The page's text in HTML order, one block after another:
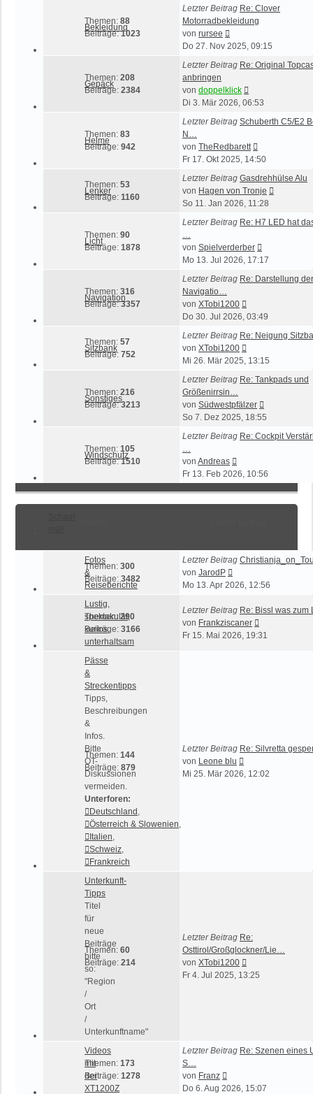
Bekleidung
Themen: 88
Beiträge:1023
Letzter Beitrag Re: Clover
Motorradbekleidung
von rursee
Beitrag
Do 27. Nov 2025, 09:15
Gepäck
Themen: 208
Beiträge: 2384
Letzter Beitrag Re: Original
anbringen
von doppelklick
Beitrag
Di 3. Mär 2026, 06:53
Helme
Themen: 83
Beiträge: 942
Letzter Beitrag Schuberth C5/E2
N…
von TheRedbarett
Beitrag
Fr 17. Okt 2025, 14:50
Lenker
Themen: 53
Beiträge: 1160
Letzter Beitrag Gasdrehhülse Alu
von Hagen von Tronje
So 11. Jan 2026, 11:28
Licht
Themen: 90
Beiträge: 1878
Letzter Beitrag Re: H7 LED hat
…
von Spielverderber
Beitrag
Mo 13. Jul 2026, 17:17
Navigation
Themen: 316
Beiträge:3357
Letzter Beitrag Re: Darstellung der
Navigatio…
von XTobi1200
Beitrag
Do 30. Jul 2026, 03:49
Sitzbank
Themen: 57
Beiträge: 752
Letzter Beitrag Re: Neigung
von XTobi1200
Beitrag
Mi 26. Mär 2025, 13:15
Sonstiges
Themen: 216
Beiträge:3213
Letzter Beitrag Re: Tankpads und
Größenirrsin…
von Südwestpfälzer
Beitrag
So 7. Dez 2025, 18:55
Windschutz
Themen: 105
Beiträge:1510
Letzter Beitrag Re: Cockpit
…
von Andreas
Beitrag
Fr 13. Feb 2026, 10:56
Fotos
&
Reiseberichte
Themen: 300
Beiträge: 3482
Letzter Beitrag
von JarodP
Beitrag
Mo 13. Apr 2026, 12:56
Lustig,
spektakulär,
kurios,
unterhaltsam
Themen: 290
Beiträge: 3166
Letzter Beitrag Re: Bissl was zum
von Frankziscaner
Beitrag
Fr 15. Mai 2026, 19:31
Pässe
&
Streckentipps
Tipps,
Beschreibungen
&
Infos.
Bitte
OT-
Diskussionen
vermeiden.
Unterforen:
Deutschland ,
Österreich & Slowenien,
Italien,
Schweiz,
Frankreich
Themen: 144
Beiträge: 879
Letzter Beitrag Re: Silvretta
von Leone blu
Beitrag
Mi 25. Mär 2026, 12:02
Unterkunft-
Tipps
Titel
für
neue
Beiträge
bitte
so:
"Region
/
Ort
/
Unterkunftname"
Themen: 60
Beiträge: 214
Letzter Beitrag Re:
Osttirol/Großglockner/Lie…
von XTobi1200
Beitrag
Fr 4. Jul 2025, 13:25
Videos
mit
der
XT1200Z
Themen: 173
Beiträge: 1278
Letzter Beitrag Re: Szenen eines
S…
von Franz
Beitrag
Do 6. Aug 2026, 15:07